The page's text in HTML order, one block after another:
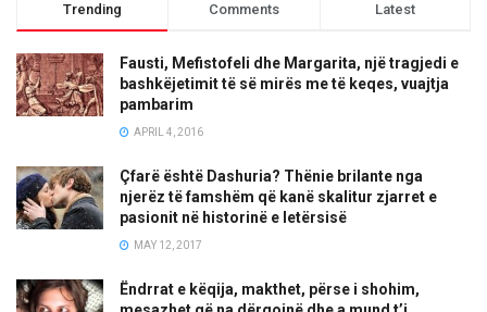
Trending Comments Latest
Fausti, Mefistofeli dhe Margarita, një tragjedi e
bashkëjetimit të së mirës me të keqes, vuajtja
pambarim
APRIL 4, 2016
Çfarë është Dashuria? Thënie brilante nga
njerëz të famshëm që kanë skalitur zjarret e
pasionit në historinë e letërsisë
MAY 12, 2017
Ëndrrat e këqija, makthet, përse i shohim,